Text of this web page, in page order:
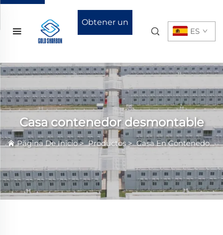
Obtener un
ES
Casa contenedor desmontable
Página De Inicio>Productos>Casa En Contenedor >